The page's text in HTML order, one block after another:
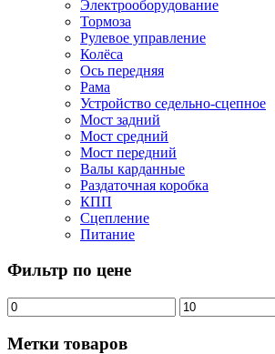
Электрооборудование
Тормоза
Рулевое управление
Колёса
Ось передняя
Рама
Устройство седельно-сцепное
Мост задний
Мост средний
Мост передний
Валы карданные
Раздаточная коробка
КПП
Сцепление
Питание
Фильтр по цене
Метки товаров